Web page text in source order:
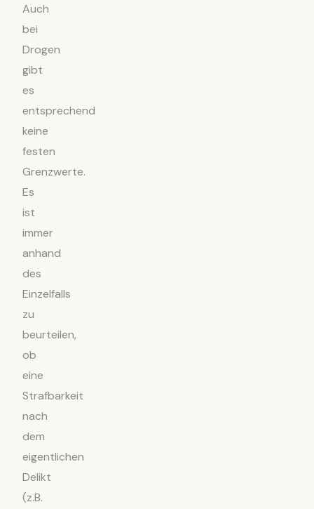
Auch
bei
Drogen
gibt
es
entsprechend
keine
festen
Grenzwerte.
Es
ist
immer
anhand
des
Einzelfalls
zu
beurteilen,
ob
eine
Strafbarkeit
nach
dem
eigentlichen
Delikt
(z.B.